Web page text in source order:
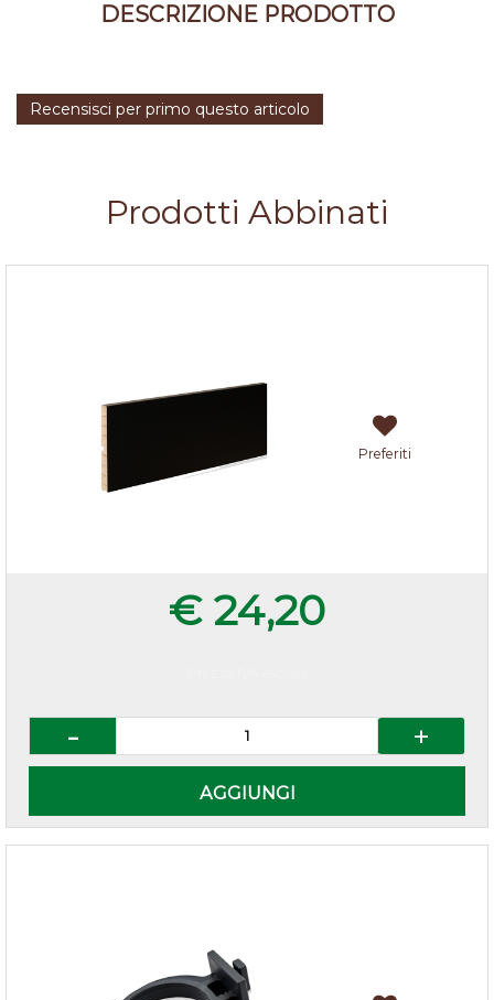
DESCRIZIONE PRODOTTO
Recensisci per primo questo articolo
Prodotti Abbinati
Preferiti
€ 24,20
AGGIUNGI